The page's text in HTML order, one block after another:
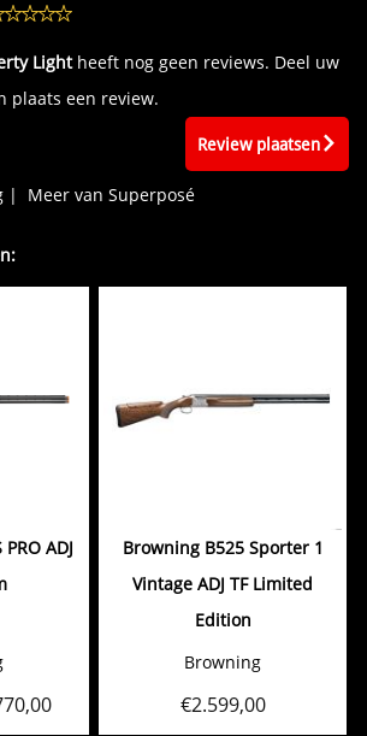
Lightheeft nog geen reviews. Deel uw
plaats een review.
Review plaatsen
| Meer van Superposé
ADJ
Browning B525 Sporter 1
Vintage ADJ TF Limited
Edition
Browning
€2.599,00